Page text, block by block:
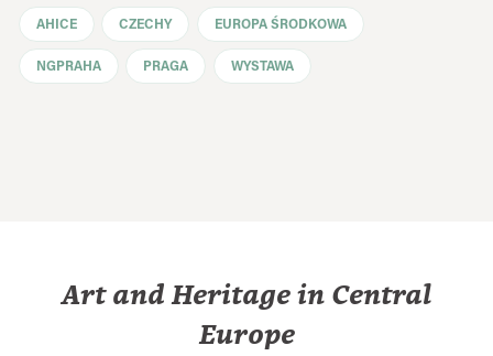
AHICE CZECHY EUROPA ŚRODKOWA
NGPRAHA PRAGA WYSTAWA
Art and Heritage in Central
Europe